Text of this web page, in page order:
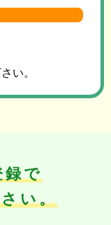
い。
録で
い。